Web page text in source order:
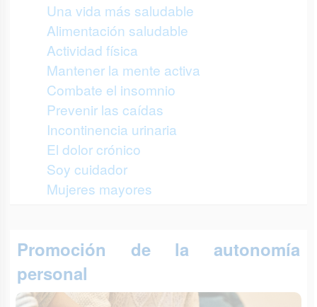
Una vida más saludable
Alimentación saludable
Actividad física
Mantener la mente activa
Combate el insomnio
Prevenir las caídas
Incontinencia urinaria
El dolor crónico
Soy cuidador
Mujeres mayores
Promoción de la autonomía
personal